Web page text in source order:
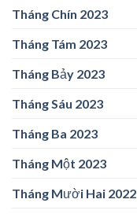
Tháng Chín 2023
Tháng Tám 2023
Tháng Bảy 2023
Tháng Sáu 2023
Tháng Ba 2023
Tháng Một 2023
Tháng Mười Hai 2022